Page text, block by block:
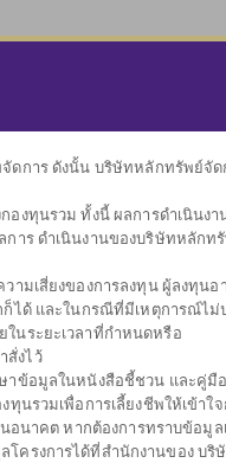
รับเงินปันผล
การลง
กกองทุน
นโยบายการลงทุน
ตราสารทุน
ดการ ดังนั้น บริษัทหลักทรัพย์จั
งทุนรวม ทั้งนี้ ผลการดำเนินงา
าร ดำเนินงานของบริษัทหลักท
มเสี่ยงของการลงทุน ผู้ลงทุนอ
ได้ และในกรณีที่มีเหตุการณ์ไม่
นระยะเวลาที่กำหนดหรือ
สั่งไว้
าข้อมูลในหนังสือชี้ชวน และคู่มื
นรวมเพื่อการเลี้ยงชีพให้เข้าใ
อนาคต หากต้องการทราบข้อมูล
ครงการได้ที่สำนักงานของ บริ